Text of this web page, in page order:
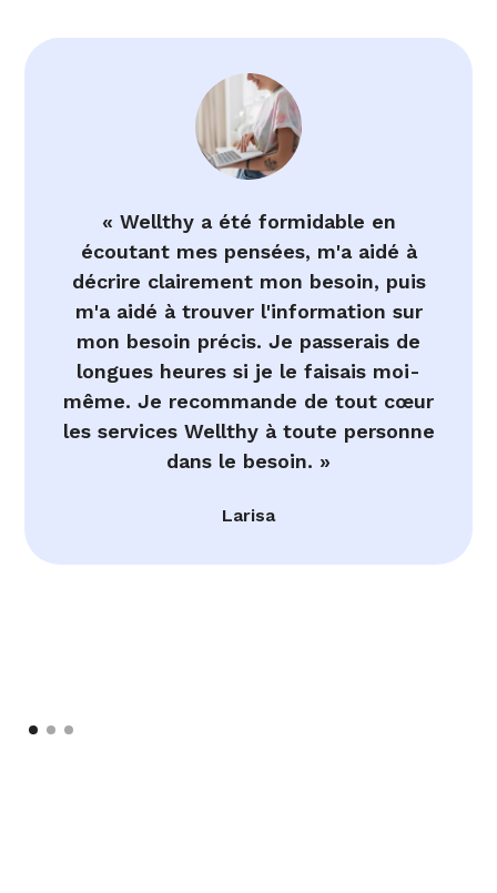
« Wellthy a été formidable en
écoutant mes pensées, m'a aidé à
décrire clairement mon besoin, puis
m'a aidé à trouver l'information sur
mon besoin précis. Je passerais de
longues heures si je le faisais moi-
même. Je recommande de tout cœur
les services Wellthy à toute personne
dans le besoin. »
Larisa